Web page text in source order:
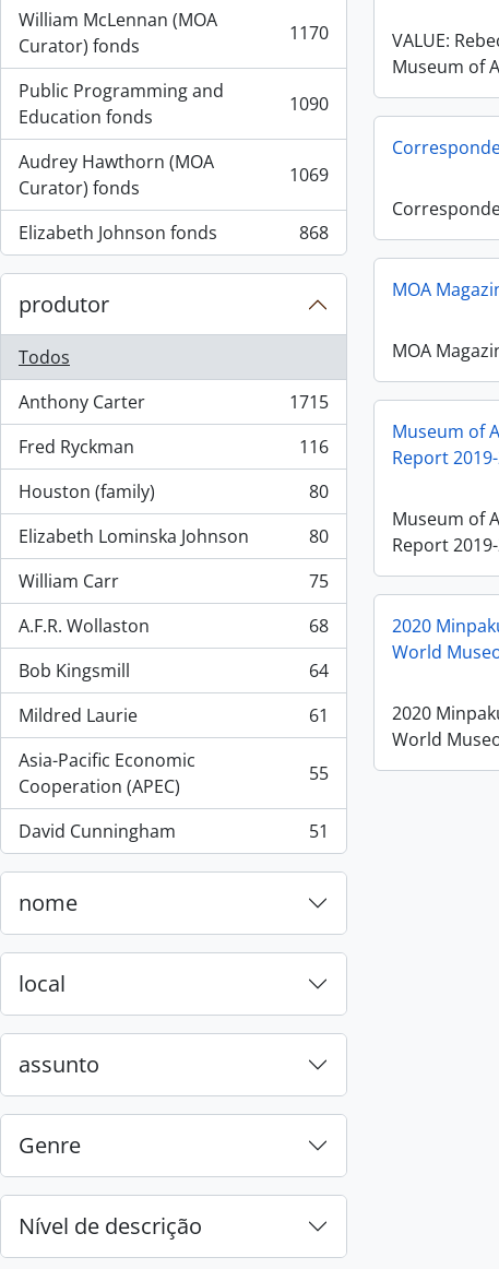
William McLennan (MOA
Curator) fonds
, 1170 resultados 1170
Public Programming and
Education fonds
, 1090 resultados 1090
Audrey Hawthorn (MOA
Curator) fonds
, 1069 resultados 1069
Elizabeth Johnson fonds
, 868 resultados 868
produtor
Todos
Anthony Carter
, 1715 resultados
1715
Fred Ryckman
, 116 resultados
116
Houston (family)
, 80 resultados
80
Elizabeth Lominska Johnson
, 80 resultados
80
William Carr
, 75 resultados
75
A.F.R. Wollaston
, 68 resultados
68
Bob Kingsmill
, 64 resultados
64
Mildred Laurie
, 61 resultados
61
Asia-Pacific Economic
Cooperation (APEC)
, 55 resultados 55
David Cunningham
, 51 resultados 51
nome
local
assunto
Genre
Nível de descrição
VALUE:
Museum of
MOA
MOA
Museum of
Report
Museum of
Report
2020
World
2020
World